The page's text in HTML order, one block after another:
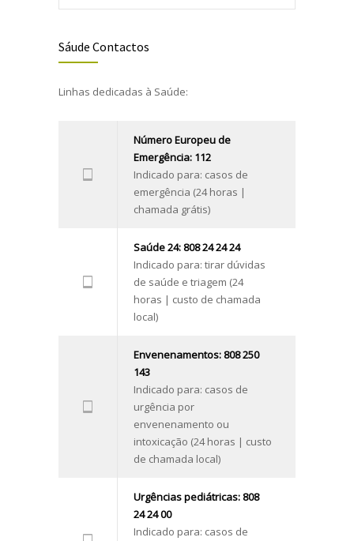
Sáude Contactos
Linhas dedicadas à Saúde:
Número Europeu de
Emergência: 112
Indicado para: casos de
emergência (24 horas |
chamada grátis)
Saúde 24: 808 24 24 24
Indicado para: tirar dúvidas
de saúde e triagem (24
horas | custo de chamada
local)
Envenenamentos: 808 250
143
Indicado para: casos de
urgência por
envenenamento ou
intoxicação (24 horas | custo
de chamada local)
Urgências pediátricas: 808
24 24 00
Indicado para: casos de